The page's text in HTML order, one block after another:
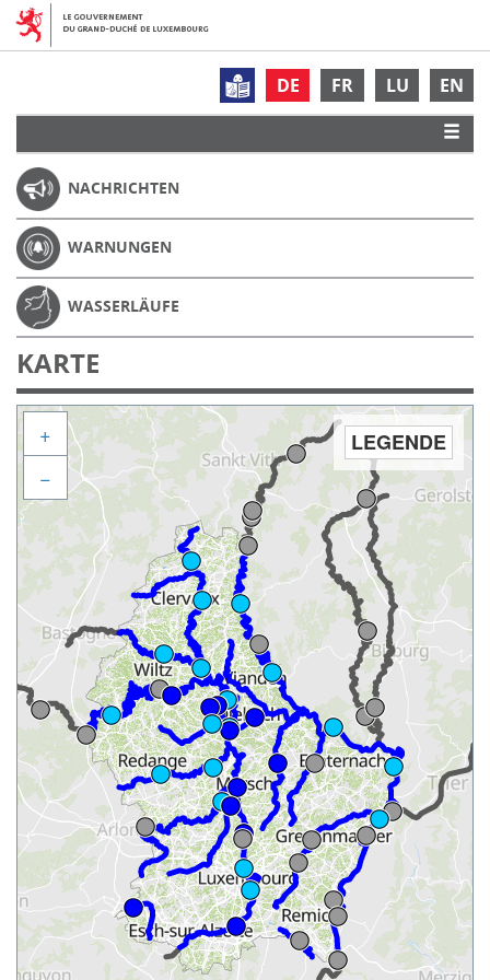
DE FR LU EN
NACHRICHTEN
WARNUNGEN
WASSERLÄUFE
KARTE
LEGENDE
+
−